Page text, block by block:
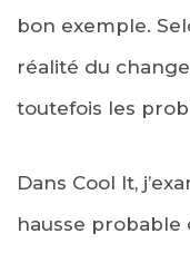
bon exemple.
réalité du
toutefois les
Dans Cool It,
hausse probable